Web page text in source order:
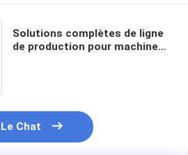
Solutions complètes de ligne
de production pour machines
Le Chat